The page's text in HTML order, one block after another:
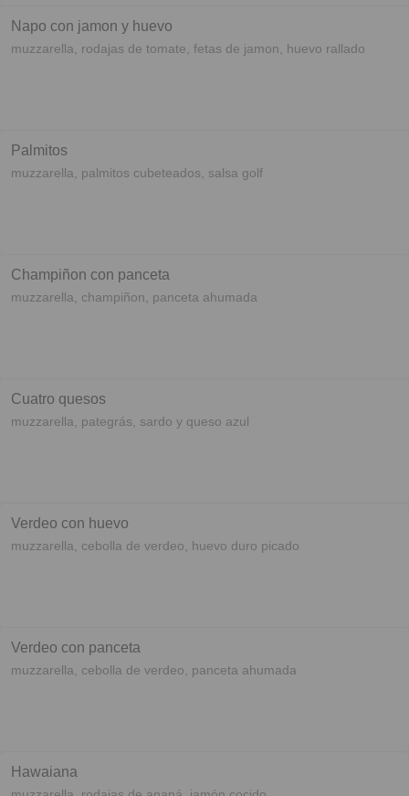
Napo con jamon y huevo
muzzarella, rodajas de tomate, fetas de jamon, huevo rallado
Palmitos
muzzarella, palmitos cubeteados, salsa golf
Champiñon con panceta
muzzarella, champiñon, panceta ahumada
Cuatro quesos
muzzarella, pategrás, sardo y queso azul
Verdeo con huevo
muzzarella, cebolla de verdeo, huevo duro picado
Verdeo con panceta
muzzarella, cebolla de verdeo, panceta ahumada
Hawaiana